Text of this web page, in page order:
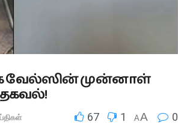
வேல்ஸின் முன்னாள்
67 1 AA 0